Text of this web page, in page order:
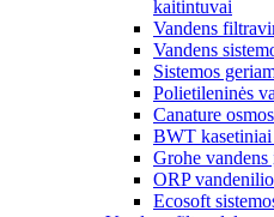
kaitintuvai
Vandens
Vandens
Sistemos
Polietileninės
Canature
BWT
Grohe
ORP
Ecosoft